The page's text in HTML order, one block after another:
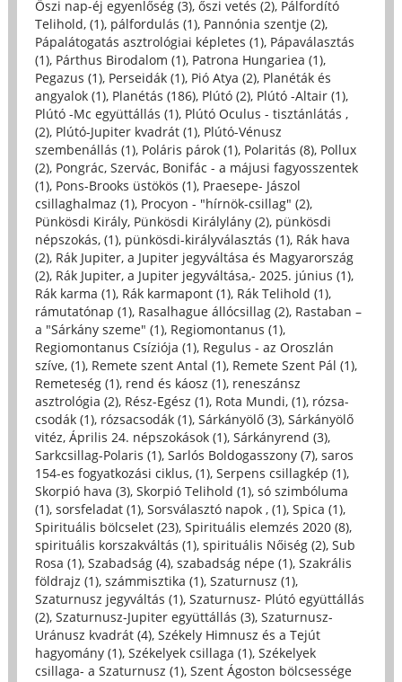
Őszi nap-éj egyenlőség (3), őszi vetés (2), Pálfordító
Telihold, (1), pálfordulás (1), Pannónia szentje (2),
Pápalátogatás asztrológiai képletes (1), Pápaválasztás
(1), Párthus Birodalom (1), Patrona Hungariea (1),
Pegazus (1), Perseidák (1), Pió Atya (2), Planéták és
angyalok (1), Planétás (186), Plútó (2), Plútó -Altair (1),
Plútó -Mc együttállás (1), Plútó Oculus - tisztánlátás ,
(2), Plútó-Jupiter kvadrát (1), Plútó-Vénusz
szembenállás (1), Poláris párok (1), Polaritás (8), Pollux
(2), Pongrác, Szervác, Bonifác - a májusi fagyosszentek
(1), Pons-Brooks üstökös (1), Praesepe- Jászol
csillaghalmaz (1), Procyon - "hírnök-csillag" (2),
Pünkösdi Király, Pünkösdi Királylány (2), pünkösdi
népszokás, (1), pünkösdi-királyválasztás (1), Rák hava
(2), Rák Jupiter, a Jupiter jegyváltása és Magyarország
(2), Rák Jupiter, a Jupiter jegyváltása,- 2025. június (1),
Rák karma (1), Rák karmapont (1), Rák Telihold (1),
rámutatónap (1), Rasalhague állócsillag (2), Rastaban –
a "Sárkány szeme" (1), Regiomontanus (1),
Regiomontanus Csíziója (1), Regulus - az Oroszlán
szíve, (1), Remete szent Antal (1), Remete Szent Pál (1),
Remeteség (1), rend és káosz (1), reneszánsz
asztrológia (2), Rész-Egész (1), Rota Mundi, (1), rózsa-
csodák (1), rózsacsodák (1), Sárkányölő (3), Sárkányölő
vitéz, Április 24. népszokások (1), Sárkányrend (3),
Sarkcsillag-Polaris (1), Sarlós Boldogasszony (7), saros
154-es fogyatkozási ciklus, (1), Serpens csillagkép (1),
Skorpió hava (3), Skorpió Telihold (1), só szimbóluma
(1), sorsfeladat (1), Sorsválasztó napok , (1), Spica (1),
Spirituális bölcselet (23), Spirituális elemzés 2020 (8),
spirituális korszakváltás (1), spirituális Nőiség (2), Sub
Rosa (1), Szabadság (4), szabadság népe (1), Szakrális
földrajz (1), számmisztika (1), Szaturnusz (1),
Szaturnusz jegyváltás (1), Szaturnusz- Plútó együttállás
(2), Szaturnusz-Jupiter együttállás (3), Szaturnusz-
Uránusz kvadrát (4), Székely Himnusz és a Tejút
hagyomány (1), Székelyek csillaga (1), Székelyek
csillaga- a Szaturnusz (1), Szent Ágoston bölcsessége